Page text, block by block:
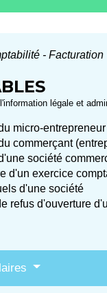
- Facturation
légale et
micro-entrepreneur
commerçant
société
d'un exercice
d'une société
refus d'ouverture